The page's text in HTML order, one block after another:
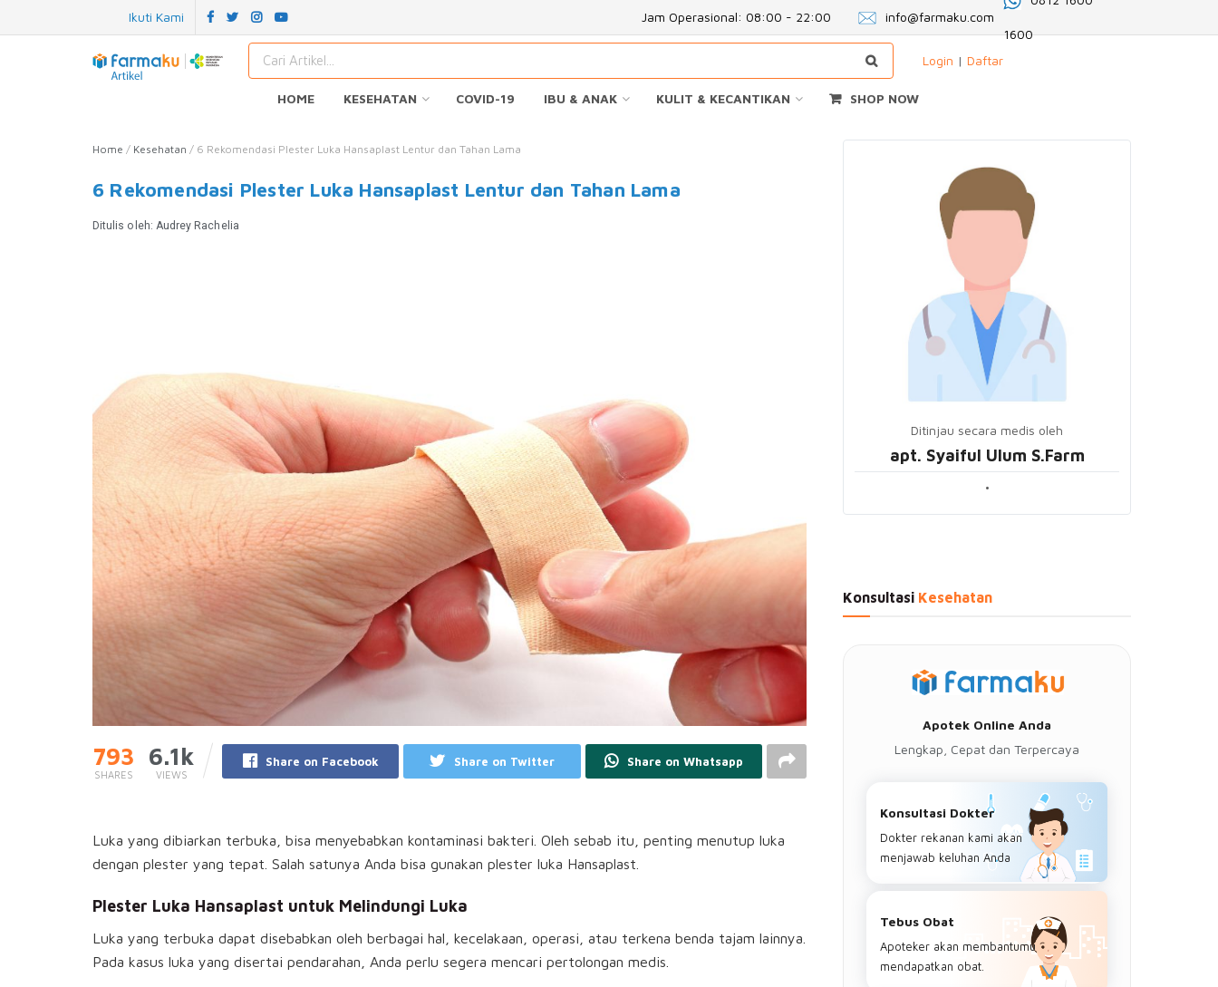
Ikuti Kami Jam Operasional: 08:00 - 22:00 info@farmaku.com
1600
Login | Daftar
HOME KESEHATAN COVID-19 IBU & ANAK KULIT & KECANTIKAN SHOP NOW
Home / Kesehatan / 6 Rekomendasi Plester Luka Hansaplast Lentur dan Tahan Lama
6 Rekomendasi Plester Luka Hansaplast Lentur dan Tahan Lama
Ditulis oleh: Audrey Rachelia
793
SHARES
6.1k
VIEWS
Share on Facebook Share on Twitter Share on Whatsapp
Luka yang dibiarkan terbuka, bisa menyebabkan kontaminasi bakteri. Oleh sebab itu, penting menutup luka
dengan plester yang tepat. Salah satunya Anda bisa gunakan plester luka Hansaplast.
Plester Luka Hansaplast untuk Melindungi Luka
Luka yang terbuka dapat disebabkan oleh berbagai hal, kecelakaan, operasi, atau terkena benda tajam lainnya.
Pada kasus luka yang disertai pendarahan, Anda perlu segera mencari pertolongan medis.
Ditinjau secara medis oleh
apt. Syaiful Ulum S.Farm
•
Konsultasi Kesehatan
Apotek Online Anda
Lengkap, Cepat dan Terpercaya
Konsultasi Dokter
Dokter rekanan kami akan
menjawab keluhan Anda
Tebus Obat
Apoteker akan membantumu
mendapatkan obat.